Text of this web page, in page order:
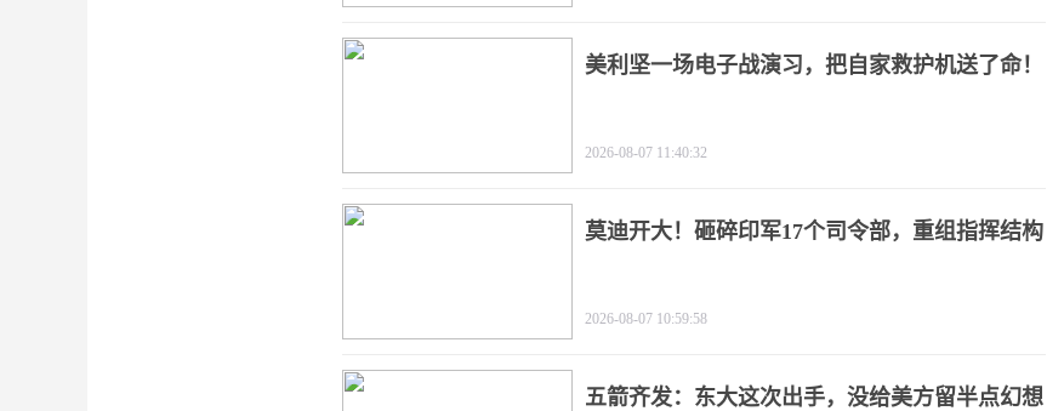
美利坚一场电子战演习，把自家救护机送了命！
2026-08-07 11:40:32
莫迪开大！砸碎印军17个司令部，重组指挥结构
2026-08-07 10:59:58
五箭齐发：东大这次出手，没给美方留半点幻想